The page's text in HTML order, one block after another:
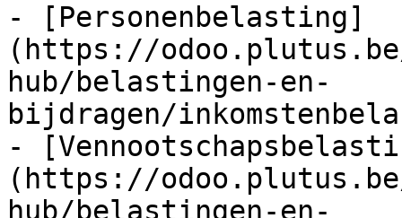
- [Personenbelasting]
(https://
hub/belastingen-en-
bijdragen/
-
(https://
hub/belastingen-en-